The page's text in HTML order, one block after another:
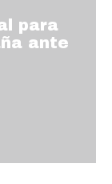
para
ante